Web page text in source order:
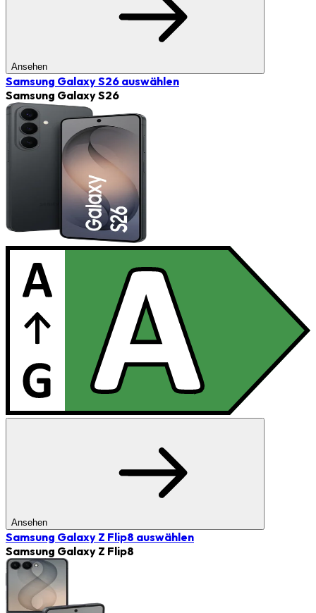
Ansehen
Samsung Galaxy S26 auswählen
Samsung Galaxy S26
Ansehen
Samsung Galaxy Z Flip8 auswählen
Samsung Galaxy Z Flip8